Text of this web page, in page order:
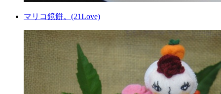
マリコ鏡餅。(21Love)